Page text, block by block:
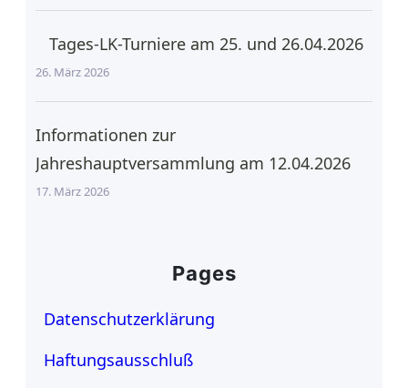
Tages-LK-Turniere am 25. und 26.04.2026
26. März 2026
Informationen zur
Jahreshauptversammlung am 12.04.2026
17. März 2026
Pages
Datenschutzerklärung
Haftungsausschluß